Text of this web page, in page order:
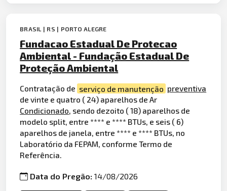
BRASIL | RS | PORTO ALEGRE
Fundacao Estadual De Protecao
Ambiental - Fundação Estadual De
Proteção Ambiental
Contratação de serviço de manutenção preventiva
de vinte e quatro ( 24) aparelhos de Ar
Condicionado, sendo dezoito ( 18) aparelhos de
modelo split, entre **** e **** BTUs, e seis ( 6)
aparelhos de janela, entre **** e **** BTUs, no
Laboratório da FEPAM, conforme Termo de
Referência.
Data do Pregão:14/08/2026